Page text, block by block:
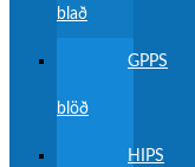
blað
GPPS
blöð
HIPS